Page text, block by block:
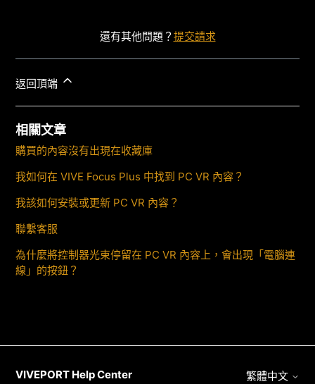
還有其他問題？ 提交請求
返回頂端
相關文章
購買的內容沒有出現在收藏庫
我如何在 VIVE Focus Plus 中找到 PC VR 內容？
我該如何安裝或更新 PC VR 內容？
聯繫客服
為什麼將控制器光束停留在 PC VR 內容上，會出現「電腦連
線」的按鈕？
VIVEPORT Help Center 繁體中文